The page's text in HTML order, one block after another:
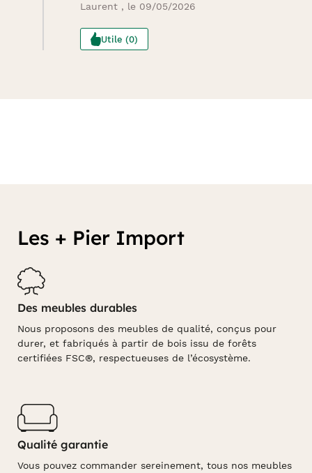
Laurent , le 09/05/2026
Utile (0)
Les + Pier Import
Des meubles durables
Nous proposons des meubles de qualité, conçus pour
durer, et fabriqués à partir de bois issu de forêts
certifiées FSC®, respectueuses de l’écosystème.
Qualité garantie
Vous pouvez commander sereinement, tous nos meubles